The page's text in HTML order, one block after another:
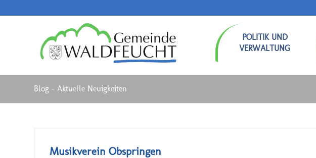
POLITIK UND
VERWALTUNG
Blog - Aktuelle Neuigkeiten
Musikverein Obspringen